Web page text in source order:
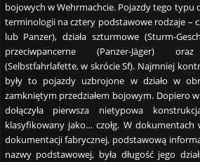
bojowych w Wehrmachcie. Pojazdy tego typu
terminologii na cztery podstawowe rodzaje –
lub Panzer), działa szturmowe (Sturm-
przeciwpancerne (Panzer-Jäger)
(Selbstfahrlafette, w skrócie Sf). Najmniej
były to pojazdy uzbrojone w działo w
zamkniętym przedziałem bojowym. Dopiero
dołączyła pierwsza nietypowa
klasyfikowany jako… czołg. W dokumentach
dokumentacji fabrycznej, podstawową
nazwy podstawowej, była długość jego